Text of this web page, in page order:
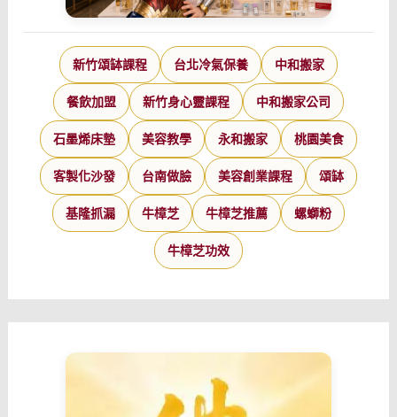
新竹頌缽課程 台北冷氣保養 中和搬家
餐飲加盟 新竹身心靈課程 中和搬家公司
石墨烯床墊 美容教學 永和搬家 桃園美食
客製化沙發 台南做臉 美容創業課程 頌缽
基隆抓漏 牛樟芝 牛樟芝推薦 螺螄粉
牛樟芝功效